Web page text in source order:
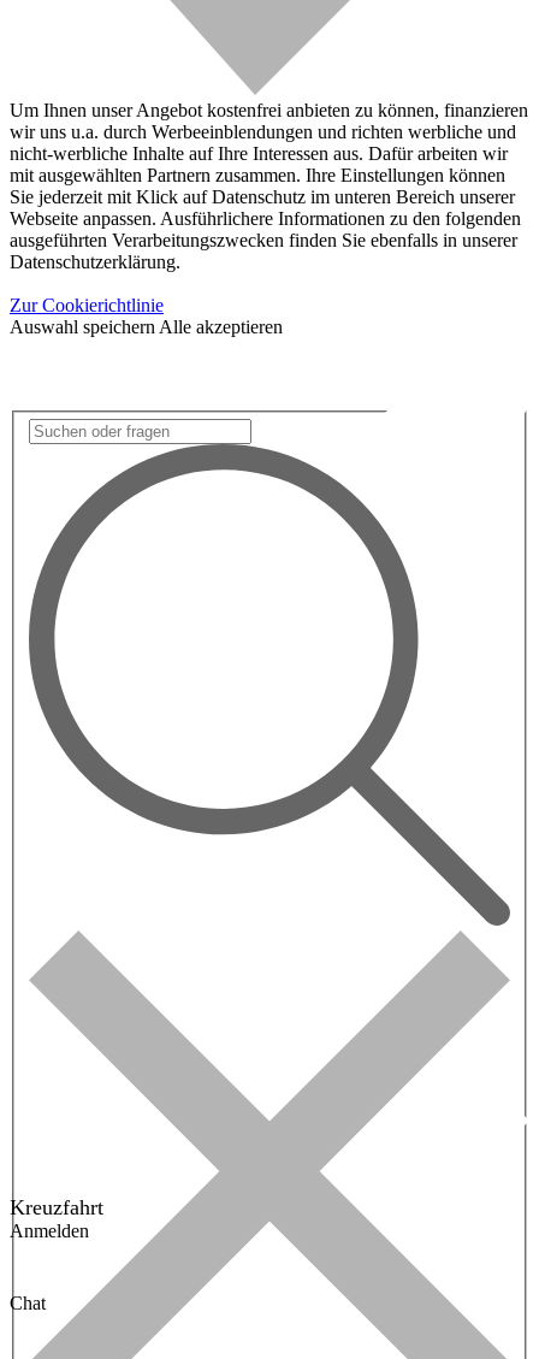
Um Ihnen unser Angebot kostenfrei anbieten zu können, finanzieren
wir uns u.a. durch Werbeeinblendungen und richten werbliche und
nicht-werbliche Inhalte auf Ihre Interessen aus. Dafür arbeiten wir
mit ausgewählten Partnern zusammen. Ihre Einstellungen können
Sie jederzeit mit Klick auf Datenschutz im unteren Bereich unserer
Webseite anpassen. Ausführlichere Informationen zu den folgenden
ausgeführten Verarbeitungszwecken finden Sie ebenfalls in unserer
Datenschutzerklärung.
Zur Cookierichtlinie
Auswahl speichern Alle akzeptieren
Kreuzfahrt
Anmelden
Chat